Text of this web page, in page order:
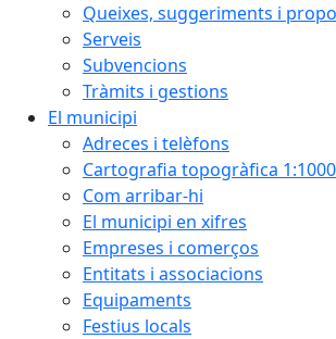
Queixes, suggeriments i
Serveis
Subvencions
Tràmits i gestions
El municipi
Adreces i telèfons
Cartografia topogràfica 1:1000
Com arribar-hi
El municipi en xifres
Empreses i comerços
Entitats i associacions
Equipaments
Festius locals